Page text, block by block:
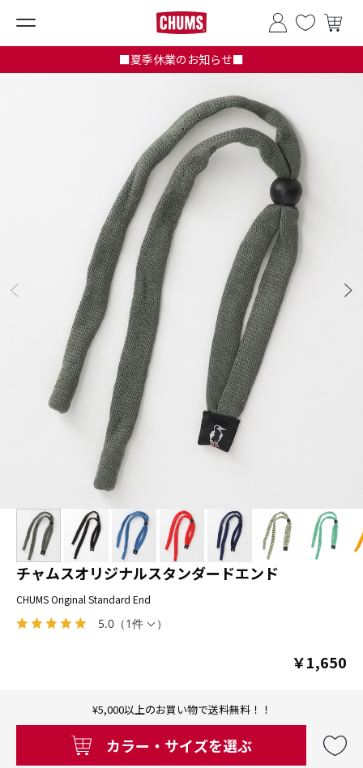
■夏季休業のお知らせ■
5.0 （1件 ）
チャムスオリジナルスタンダードエンド
CHUMS Original Standard End
￥1,650
¥5,000以上のお買い物で送料無料！！
カラー・サイズを選ぶ